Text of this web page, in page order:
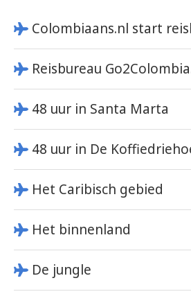
Colombiaans.nl start
Reisbureau
48 uur in Santa Marta
48 uur in De
Het Caribisch gebied
Het binnenland
De jungle